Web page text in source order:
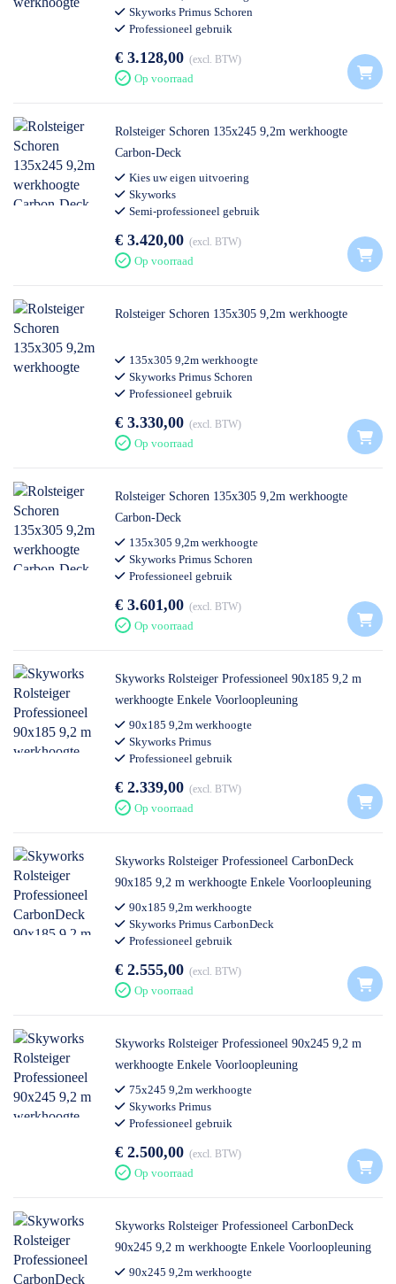
Skyworks Primus Schoren
Professioneel gebruik
€ 3.128,00 excl. BTW
Op voorraad
Rolsteiger Schoren 135x245 9,2m werkhoogte
Carbon-Deck
Kies uw eigen uitvoering
Skyworks
Semi-professioneel gebruik
€ 3.420,00 excl. BTW
Op voorraad
Rolsteiger Schoren 135x305 9,2m werkhoogte
135x305 9,2m werkhoogte
Skyworks Primus Schoren
Professioneel gebruik
€ 3.330,00 excl. BTW
Op voorraad
Rolsteiger Schoren 135x305 9,2m werkhoogte
Carbon-Deck
135x305 9,2m werkhoogte
Skyworks Primus Schoren
Professioneel gebruik
€ 3.601,00 excl. BTW
Op voorraad
Skyworks Rolsteiger Professioneel 90x185 9,2 m
werkhoogte Enkele Voorloopleuning
90x185 9,2m werkhoogte
Skyworks Primus
Professioneel gebruik
€ 2.339,00 excl. BTW
Op voorraad
Skyworks Rolsteiger Professioneel CarbonDeck
90x185 9,2 m werkhoogte Enkele Voorloopleuning
90x185 9,2m werkhoogte
Skyworks Primus CarbonDeck
Professioneel gebruik
€ 2.555,00 excl. BTW
Op voorraad
Skyworks Rolsteiger Professioneel 90x245 9,2 m
werkhoogte Enkele Voorloopleuning
75x245 9,2m werkhoogte
Skyworks Primus
Professioneel gebruik
€ 2.500,00 excl. BTW
Op voorraad
Skyworks Rolsteiger Professioneel CarbonDeck
90x245 9,2 m werkhoogte Enkele Voorloopleuning
90x245 9,2m werkhoogte